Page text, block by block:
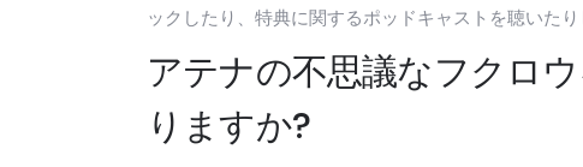
ックしたり、特典に関するポッドキャストを聴いたり
アテナの不思議なフクロ
りますか?